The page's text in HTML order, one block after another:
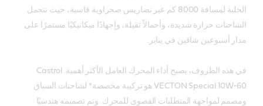
الحلبة لمسافة 8000 كم عبر تضاريس صحراوية قاسية، حيث تتحمل
الشاحنات حرارة شديدة، وأحمالاً ثقيلة، وإجهادًا ميكانيكيًا مستمرًا على
مدار أسبوعين شاقين في يناير.
في هذه الظروف، يصبح أداء المحرك العامل الأكثر أهمية. Castrol
VECTON Special 10W-60 هو تركيبة مخصصة* لشاحنات السباق
ومصمم لمواجهة المتطلبات القصوى للمحرك. وتم تصميمه هندسيًا